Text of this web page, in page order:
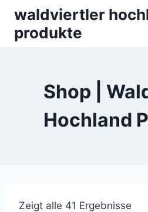
content
waldviertler
produkte
Shop |
Hochland
Zeigt alle 41 Ergebnisse